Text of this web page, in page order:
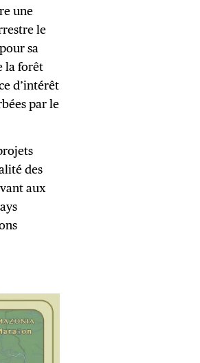
une
le
sa
la forêt
d’intérêt
par le
des
aux